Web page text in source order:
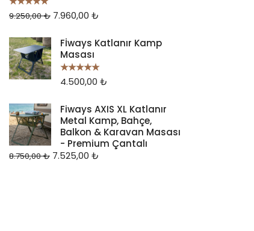
5 üzerinden
9.250,00₺ 7.960,00 ₺
Fİways Katlanır Kamp
Masası
5 üzerinden
4.500,00 ₺
Fiways AXIS XL Katlanır
Metal Kamp, Bahçe,
Balkon & Karavan Masası
- Premium Çantalı
8.750,00₺ 7.525,00 ₺